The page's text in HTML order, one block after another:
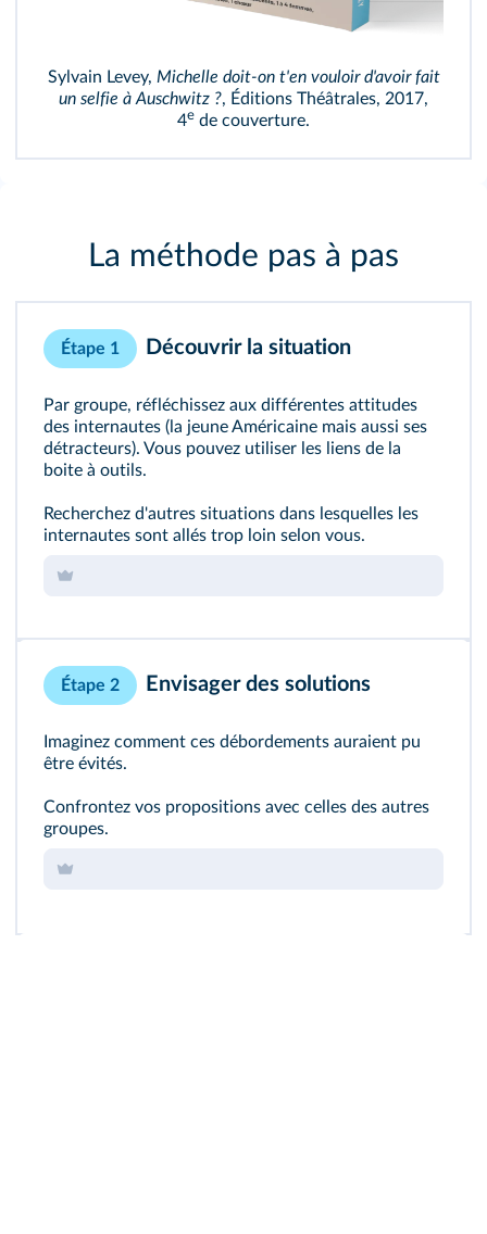
Sylvain Levey, Michelle doit‑on t'en vouloir d'avoir fait
un selfie à Auschwitz ?, Éditions Théâtrales, 2017,
4e de couverture.
La méthode pas à pas
Étape 1 Découvrir la situation
Par groupe, réfléchissez aux différentes attitudes
des internautes (la jeune Américaine mais aussi ses
détracteurs). Vous pouvez utiliser les liens de la
boite à outils.
Recherchez d'autres situations dans lesquelles les
internautes sont allés trop loin selon vous.
Étape 2 Envisager des solutions
Imaginez comment ces débordements auraient pu
être évités.
Confrontez vos propositions avec celles des autres
groupes.